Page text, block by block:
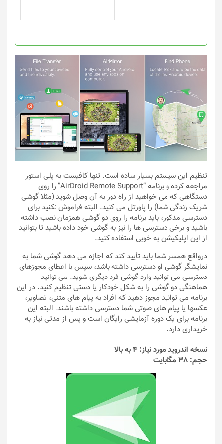
محصول
انتخاب
تنظیم این سیستم بسیار ساده است. تنها کافیست به پلی استور
مراجعه کرده و برنامه “AirDroid Remote Support” را روی
دستگاهی که می خواهید از راه دور به آن وصل شوید (مثلا گوشی
شریک زندگی شما) را پاورتل می کنید. البته فراموش نکنید برای
دسترسی مذکور، باید برنامه را روی دو گوشی همزمان نصب داشته
باشید و برخی دسترسی ها را نیز به گوشی خود داده باشید تا بتوانید
از این اپلیکیشن به خوبی استفاده کنید.
درواقع همسر شما باید تأیید کند که اجازه می دهد گوشی شما به
نمایشگر گوشی او دسترسی داشته باشد، سپس با اعطای مجوزهای
دسترسی می توانید وارد گوشی فرد دیگری شوید. می توانید
هماهنگی دو گوشی را به شکل خودکار یا دستی تنظیم کنید. در این
برنامه می توانید مجوز دهید که افراد به پیام های متنی، تصاویر،
عکسها یا پیام های صوتی شما دسترسی داشته باشند. البته این
برنامه برای یک دوره آزمایشی رایگان است و پس از مدتی نیاز به
خریداری دارد.
نسخه اندروید مورد نیاز: 4 به بالا
حجم: 38 مگابایت